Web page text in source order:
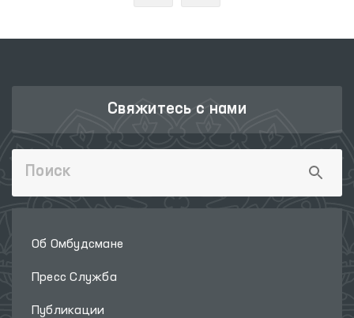
Свяжитесь с нами
Об Омбудсмане
Пресс Служба
Публикации